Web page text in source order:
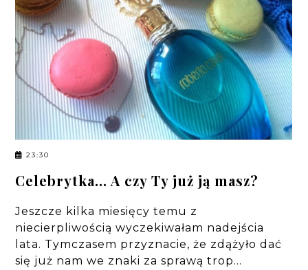
23:30
Celebrytka... A czy Ty już ją masz?
Jeszcze kilka miesięcy temu z
niecierpliwością wyczekiwałam nadejścia
lata. Tymczasem przyznacie, że zdążyło dać
się już nam we znaki za sprawą trop…